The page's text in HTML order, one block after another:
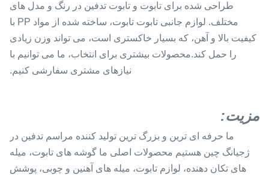
طراحی شده برای تابوت و تابوت تدفین در رنگ و مدل های
مختلف. لوازم جانبی تابوت تابوت، ساخته شده از مواد PP با
کیفیت بالا و آهن، که بسیار خاکستری است، می تواند وزن زیادی
را حمل کند.محصولات بیشتری برای انتخاب، ما می توانیم با
نیازهای مشتری سفارشی کنیم.
مزیت:
ما حرفه ای ترین و بزرگ ترین تولید کننده مراسم تدفین در
ژجیانگ چین هستیم محصولات اصلی ما گوشه های تابوت، میله
های تکان دهنده، لوازم تابوت، میله های آهنین و چوبی، پوشش